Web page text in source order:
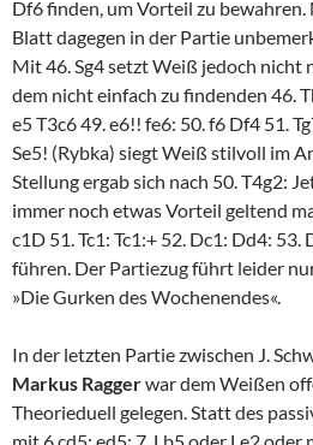
Df6 finden, um Vorteil zu bewahren.
Blatt dagegen in der Partie
Mit 46. Sg4 setzt Weiß jedoch nicht
dem nicht einfach zu findenden 46.
e5 T3c6 49. e6!! fe6: 50. f6 Df4 51.
Se5! (Rybka) siegt Weiß stilvoll im
Stellung ergab sich nach 50. T4g2:
immer noch etwas Vorteil geltend
c1D 51. Tc1: Tc1:+ 52. Dc1: Dd4: 53.
führen. Der Partiezug führt leider
»Die Gurken des Wochenendes«.
In der letzten Partie zwischen J.
Markus Raggerwar dem Weißen
Theorieduell gelegen. Statt des